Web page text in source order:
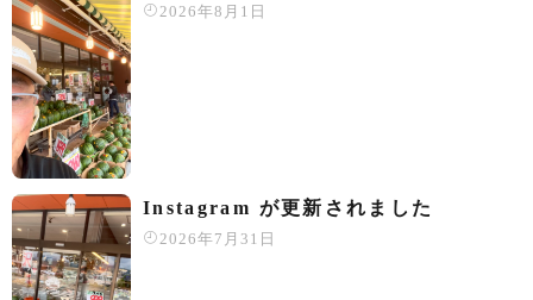
2026年8月1日
Instagram が更新されました
2026年7月31日